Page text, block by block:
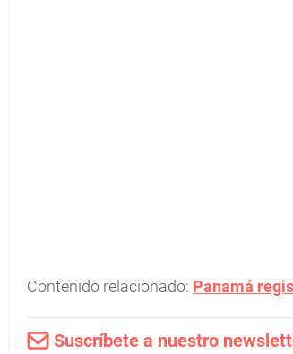
Contenido relacionado: Panamá
Suscríbete a nuestro